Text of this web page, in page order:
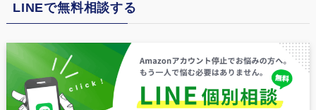
LINEで無料相談する